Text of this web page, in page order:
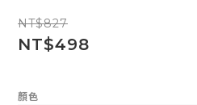
NT$827
NT$498
顏色